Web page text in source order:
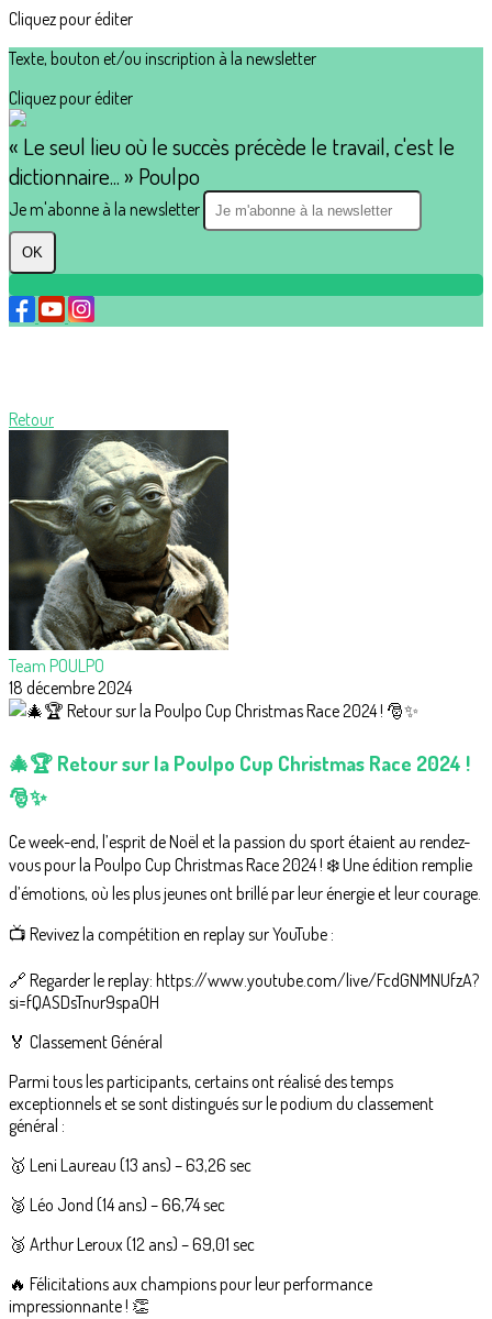
Cliquez pour éditer
Texte, bouton et/ou inscription à la newsletter
Cliquez pour éditer
« Le seul lieu où le succès précède le travail, c'est le
dictionnaire... » Poulpo
Je m'abonne à la newsletter
OK
Retour
Team POULPO
18 décembre 2024
🎄🏆 Retour sur la Poulpo Cup Christmas Race 2024 !
🎅✨
Ce week-end, l’esprit de Noël et la passion du sport étaient au rendez-
vous pour la Poulpo Cup Christmas Race 2024 ! ❄️ Une édition remplie
d’émotions, où les plus jeunes ont brillé par leur énergie et leur courage.
📺 Revivez la compétition en replay sur YouTube :
🔗 Regarder le replay: https://www.youtube.com/live/FcdGNMNUfzA?
si=fQASDsTnur9spaOH
🏅 Classement Général
Parmi tous les participants, certains ont réalisé des temps
exceptionnels et se sont distingués sur le podium du classement
général :
🥇 Leni Laureau (13 ans) – 63,26 sec
🥈 Léo Jond (14 ans) – 66,74 sec
🥉 Arthur Leroux (12 ans) – 69,01 sec
🔥 Félicitations aux champions pour leur performance
impressionnante ! 👏